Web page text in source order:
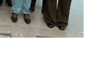
projet Erasmus
sur l'éducation
la France…